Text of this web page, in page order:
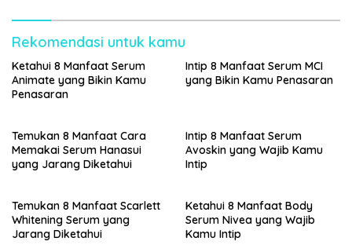
Rekomendasi untuk kamu
Ketahui 8 Manfaat Serum
Animate yang Bikin Kamu
Penasaran
Intip 8 Manfaat Serum MCI
yang Bikin Kamu Penasaran
Temukan 8 Manfaat Cara
Memakai Serum Hanasui
yang Jarang Diketahui
Intip 8 Manfaat Serum
Avoskin yang Wajib Kamu
Intip
Temukan 8 Manfaat Scarlett
Whitening Serum yang
Jarang Diketahui
Ketahui 8 Manfaat Body
Serum Nivea yang Wajib
Kamu Intip